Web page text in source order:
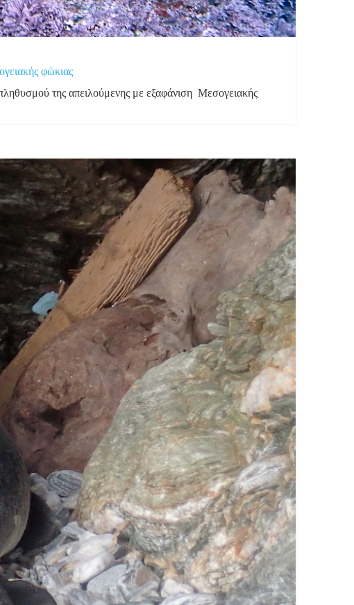
φώκιας
της απειλούμενης με εξαφάνιση Μεσογειακής